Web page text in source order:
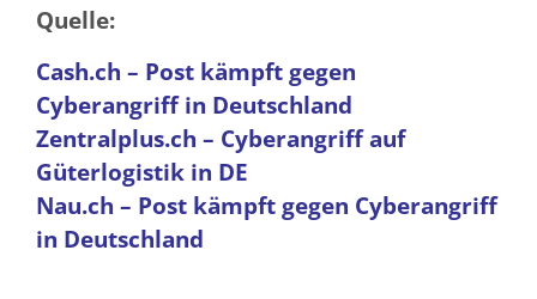
Quelle:
Cash.ch – Post kämpft gegen
Cyberangriff in Deutschland
Zentralplus.ch – Cyberangriff auf
Güterlogistik in DE
Nau.ch – Post kämpft gegen Cyberangriff
in Deutschland